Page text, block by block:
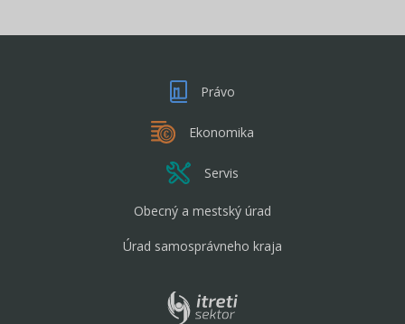
Právo
Ekonomika
Servis
Obecný a mestský úrad
Úrad samosprávneho kraja